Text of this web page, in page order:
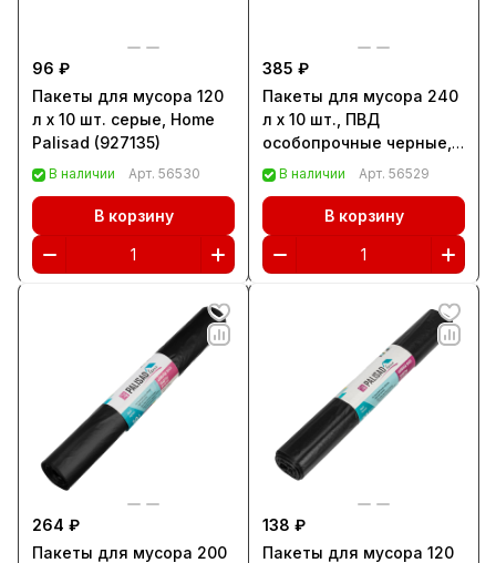
96 ₽
Пакеты для мусора 120
л x 10 шт. серые, Home
Palisad (927135)
В наличии Арт. 56530
В корзину
385 ₽
Пакеты для мусора 240
л x 10 шт., ПВД
особопрочные черные,
длинный ролик, Home
В наличии Арт. 56529
В корзину
264 ₽
Пакеты для мусора 200
138 ₽
Пакеты для мусора 120